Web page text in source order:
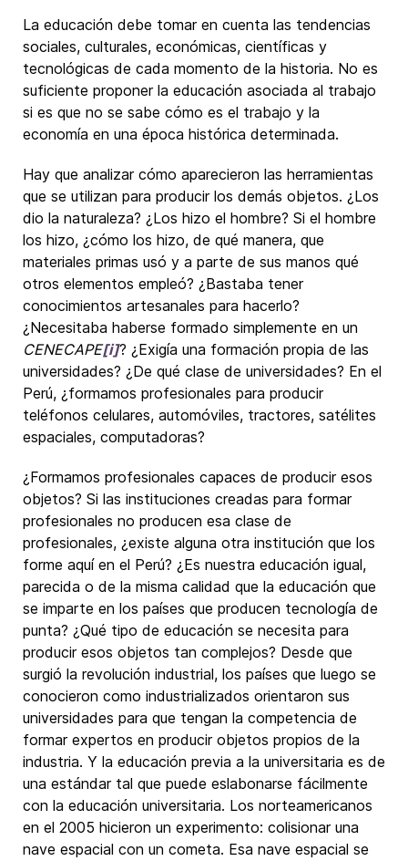
La educación debe tomar en cuenta las tendencias
sociales, culturales, económicas, científicas y
tecnológicas de cada momento de la historia. No es
suficiente proponer la educación asociada al trabajo
si es que no se sabe cómo es el trabajo y la
economía en una época histórica determinada.
Hay que analizar cómo aparecieron las herramientas
que se utilizan para producir los demás objetos. ¿Los
dio la naturaleza? ¿Los hizo el hombre? Si el hombre
los hizo, ¿cómo los hizo, de qué manera, que
materiales primas usó y a parte de sus manos qué
otros elementos empleó? ¿Bastaba tener
conocimientos artesanales para hacerlo?
¿Necesitaba haberse formado simplemente en un
CENECAPE[i]? ¿Exigía una formación propia de las
universidades? ¿De qué clase de universidades? En el
Perú, ¿formamos profesionales para producir
teléfonos celulares, automóviles, tractores, satélites
espaciales, computadoras?
¿Formamos profesionales capaces de producir esos
objetos? Si las instituciones creadas para formar
profesionales no producen esa clase de
profesionales, ¿existe alguna otra institución que los
forme aquí en el Perú? ¿Es nuestra educación igual,
parecida o de la misma calidad que la educación que
se imparte en los países que producen tecnología de
punta? ¿Qué tipo de educación se necesita para
producir esos objetos tan complejos? Desde que
surgió la revolución industrial, los países que luego se
conocieron como industrializados orientaron sus
universidades para que tengan la competencia de
formar expertos en producir objetos propios de la
industria. Y la educación previa a la universitaria es de
una estándar tal que puede eslabonarse fácilmente
con la educación universitaria. Los norteamericanos
en el 2005 hicieron un experimento: colisionar una
nave espacial con un cometa. Esa nave espacial se